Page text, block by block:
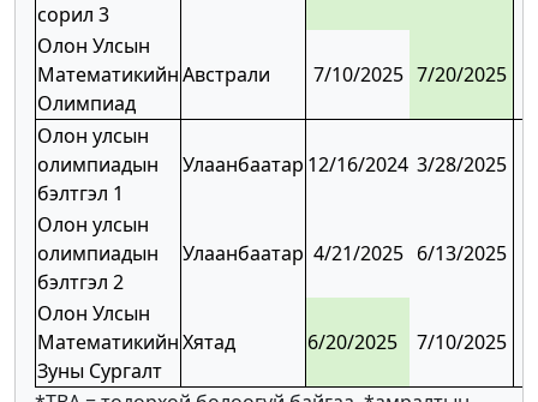
сорил 3
Олон Улсын
Математикийн
Олимпиад
Австрали 7/10/2025 7/20/2025
Олон улсын
олимпиадын
бэлтгэл 1
Улаанбаатар 12/16/2024 3/28/2025
Олон улсын
олимпиадын
бэлтгэл 2
Улаанбаатар 4/21/2025 6/13/2025
Олон Улсын
Математикийн
Зуны Сургалт
Хятад 6/20/2025 7/10/2025